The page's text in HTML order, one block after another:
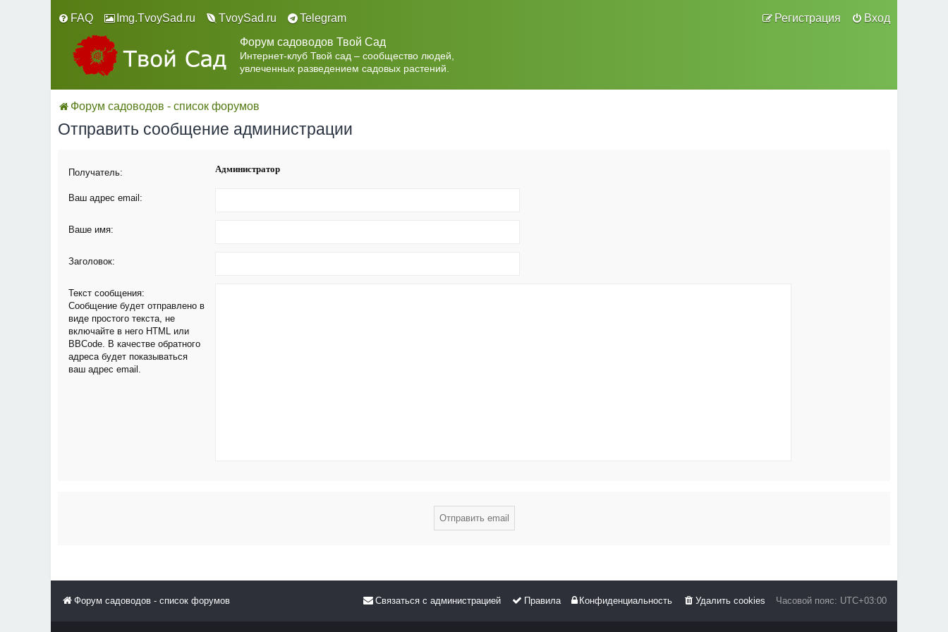
FAQ Вход
Регистрация
Img.TvoySad.ru TvoySad.ru
Telegram
Форум садоводов Твой Сад
Интернет-клуб Твой сад – сообщество людей,
увлеченных разведением садовых растений.
Форум садоводов - список форумов
Отправить сообщение администрации
Получатель: Администратор
Ваш адрес email:
Ваше имя:
Заголовок:
Текст сообщения:
Сообщение будет отправлено в
виде простого текста, не
включайте в него HTML или
BBCode. В качестве обратного
адреса будет показываться
ваш адрес email.
Форум садоводов - список форумов Часовой пояс: UTC+03:00
Удалить cookies
Конфиденциальность
Правила
Связаться с администрацией